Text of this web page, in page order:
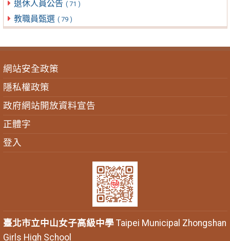
退休人員公告 ( 71 )
教職員甄選 ( 79 )
網站安全政策
隱私權政策
政府網站開放資料宣告
正體字
登入
臺北市立中山女子高級中學Taipei Municipal Zhongshan
Girls High School